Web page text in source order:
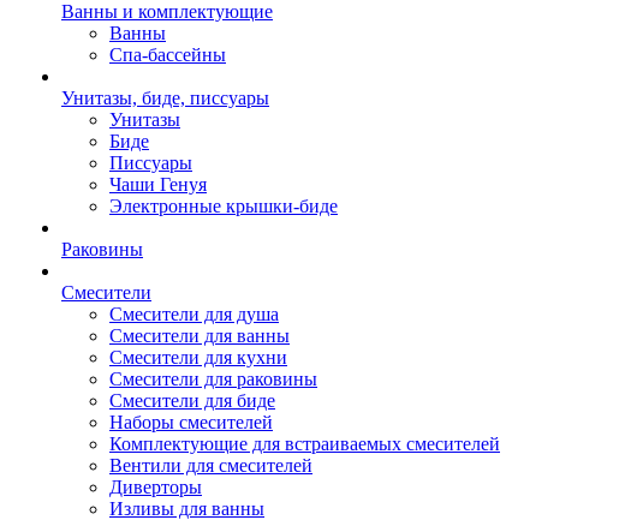
Ванны и комплектующие
Ванны
Спа-бассейны
Унитазы, биде, писсуары
Унитазы
Биде
Писсуары
Чаши Генуя
Электронные крышки-биде
Раковины
Смесители
Смесители для душа
Смесители для ванны
Смесители для кухни
Смесители для раковины
Смесители для биде
Наборы смесителей
Комплектующие для встраиваемых смесителей
Вентили для смесителей
Диверторы
Изливы для ванны